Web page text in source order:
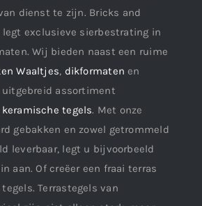
dienst te zijn. Bricks and
legt exclusieve sierbestrating in
Wij bieden naast een ruime
Waaltjes, dikformaten en
uitgebreid assortiment
keramische tegels. Met onze
gebakken en zowel getrommeld
leverbaar, legt u bijvoorbeeld
aan. Of creëer een fraai terras
Terrastegels van